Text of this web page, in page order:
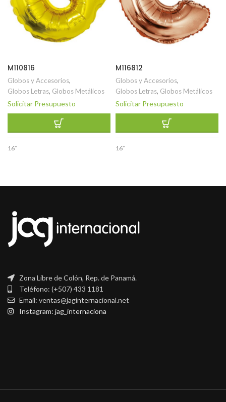
M110816
Globos y Accesorios,
Globos Letras, Globos Metálicos
Solicitar Presupuesto
16″
M116812
Globos y Accesorios,
Globos Letras, Globos Metálicos
Solicitar Presupuesto
16″
Zona Libre de Colón, Rep. de Panamá.
Teléfono: (+507) 433 1181
Email: ventas@jaginternacional.net
Instagram: jag_internaciona